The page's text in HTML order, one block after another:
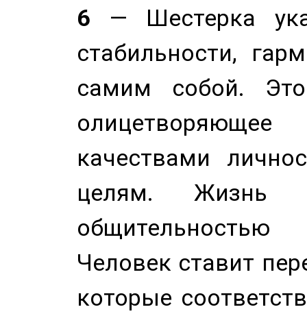
6 — Шестерка
стабильности,
самим собой.
качествами
целям. Жизнь
Человек ставит
которые